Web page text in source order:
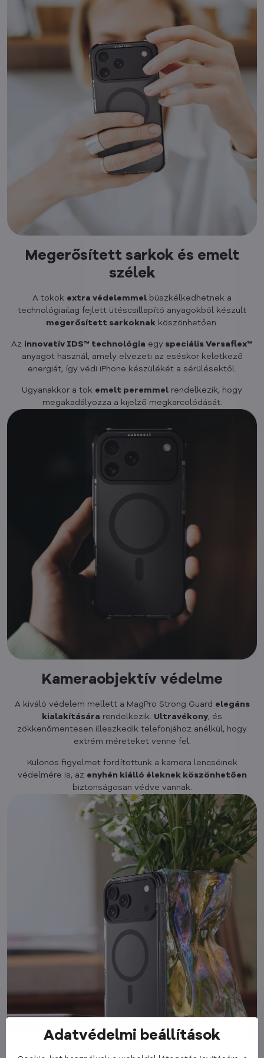
Megerősített sarkok és emelt
szélek
A tokok extra védelemmel büszkélkedhetnek a
technológiailag fejlett ütéscsillapító anyagokból készült
megerősített sarkoknak köszönhetően.
Az innovatív IDS™ technológia egy speciális Versaflex™
anyagot használ, amely elvezeti az eséskor keletkező
energiát, így védi iPhone készülékét a sérülésektől.
Ugyanakkor a tok emelt peremmel rendelkezik, hogy
megakadályozza a kijelző megkarcolódását.
Kameraobjektív védelme
A kiváló védelem mellett a MagPro Strong Guard elegáns
kialakítására rendelkezik. Ultravékony, és
zökkenőmentesen illeszkedik telefonjához anélkül, hogy
extrém méreteket venne fel.
Különös figyelmet fordítottunk a kamera lencséinek
védelmére is, az enyhén kiálló éleknek köszönhetően
biztonságosan védve vannak.
Adatvédelmi beállítások